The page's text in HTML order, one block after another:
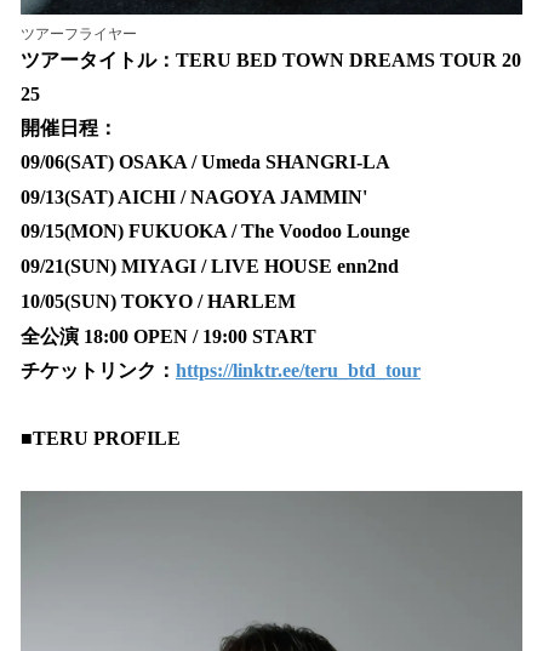
ツアーフライヤー
ツアータイトル：TERU BED TOWN DREAMS TOUR 20
25
開催日程：
09/06(SAT) OSAKA / Umeda SHANGRI-LA
09/13(SAT) AICHI / NAGOYA JAMMIN'
09/15(MON) FUKUOKA / The Voodoo Lounge
09/21(SUN) MIYAGI / LIVE HOUSE enn2nd
10/05(SUN) TOKYO / HARLEM
全公演 18:00 OPEN / 19:00 START
チケットリンク： https://linktr.ee/teru_btd_tour
■TERU PROFILE